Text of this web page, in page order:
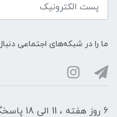
ما را در شبکه‌های اجتماعی
6 روز هفته ، 11 الی 18 پاسخگوی شما هستیم